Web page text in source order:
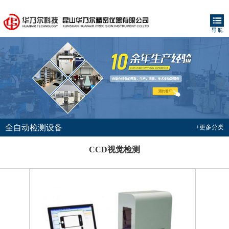
全自动检测设备 +更多分类
CCD视觉检测